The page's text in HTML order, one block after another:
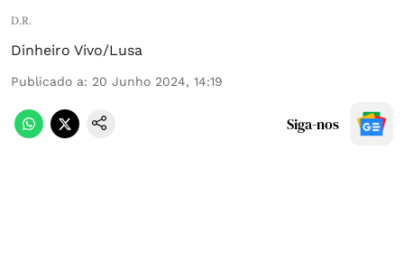
D.R.
Dinheiro Vivo/Lusa
Publicado a: 20 Junho 2024, 14:19
Siga-nos